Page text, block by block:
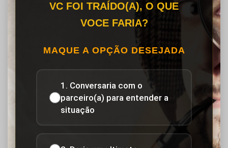
VC FOI TRAÍDO(A), O QUE
VOCE FARIA?
MAQUE A OPÇÃO DESEJADA
1. Conversaria com o
parceiro(a) para entender a
situação